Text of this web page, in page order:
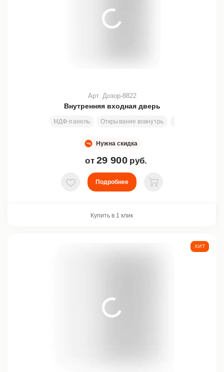
Внутренняя входная дверь
МДФ-панель Открывание вовнутрь Узор
Арт. Дозор-8822
Нужна скидка
от 29 900 руб.
В избранное
Подробнее
В корзину
Купить в 1 клик
ХИТ